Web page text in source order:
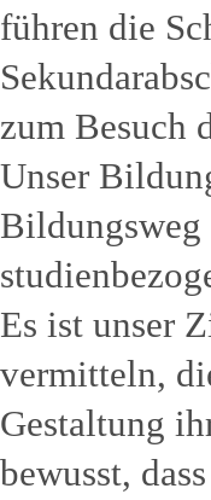
führen die
zum Besuch
Unser
Bildungsweg
Es ist unser
vermitteln,
Gestaltung
bewusst,